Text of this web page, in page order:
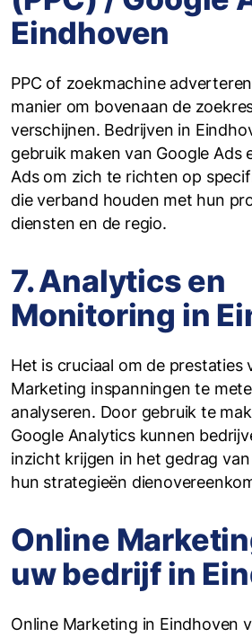
Eindhoven
PPC of zoekmachine
manier om bovenaan de
verschijnen. Bedrijven in
gebruik maken van Google Ads
Ads om zich te richten op
die verband houden met hun
diensten en de regio.
7. Analytics en
Monitoring in
Het is cruciaal om de prestaties
Marketing inspanningen te
analyseren. Door gebruik te
Google Analytics kunnen
inzicht krijgen in het gedrag
hun strategieën
Online
uw bedrijf in
Online Marketing in Eindhoven